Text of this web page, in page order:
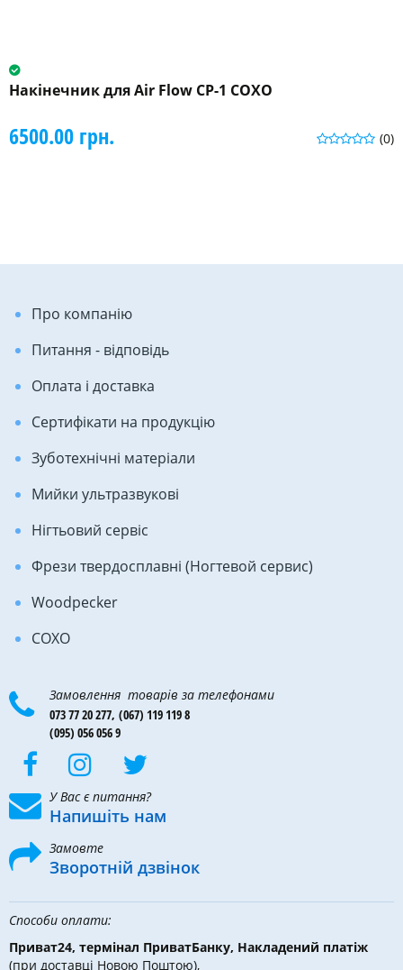
Накінечник для Air Flow CP-1 COXO
(0)
6500.00 грн.
Про компанію
Питання - відповідь
Оплата і доставка
Сертифікати на продукцію
Зуботехнічні матеріали
Мийки ультразвукові
Нігтьовий сервіс
Фрези твердосплавні (Ногтевой сервис)
Woodpecker
COXO
Замовлення товарів за телефонами
073 77 20 277, (067) 119 119 8
(095) 056 056 9
У Вас є питання?
Напишіть нам
Замовте
Зворотній дзвінок
Способи оплати:
Приват24, термінал ПриватБанку, Накладений платіж
(при доставці Новою Поштою),